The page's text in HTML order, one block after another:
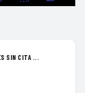
SIN CITA ...